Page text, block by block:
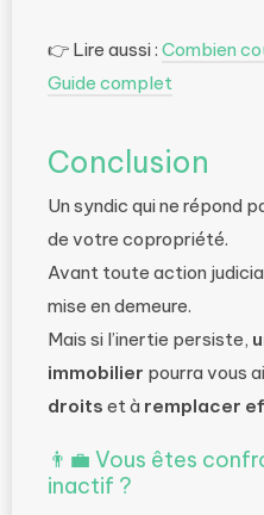
👉 Lire aussi : Combien
Guide complet
Conclusion
Un syndic qui ne répond
de votre copropriété.
Avant toute action
mise en demeure.
Mais si l’inertie persiste,
immobilier pourra vous
droits et à remplacer
👨‍💼 Vous êtes
inactif ?